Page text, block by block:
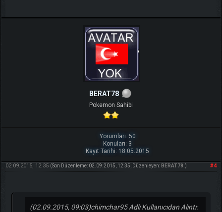
BERAT78
Pokemon Sahibi
Yorumları: 50
Konuları: 3
Kayıt Tarihi: 18.05.2015
#4
02.09.2015, 12:35 (Son Düzenleme: 02.09.2015, 12:35, Düzenleyen: BERAT78 .)
(02.09.2015, 09:03)chimchar95 Adlı Kullanıcıdan Alıntı: